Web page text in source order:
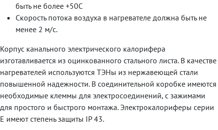
быть не более +50С
Скорость потока воздуха в нагревателе должна быть не
менее 2 м/с.
Корпус канального электрического калорифера
изготавливается из оцинкованного стального листа. В качестве
нагревателей используются ТЭНы из нержавеющей стали
повышенной надежности. В соединительной коробке имеются
необходимые клеммы для электросоединений, с зажимами
для простого и быстрого монтажа. Электрокалориферы серии
E имеют степень защиты IP 43.